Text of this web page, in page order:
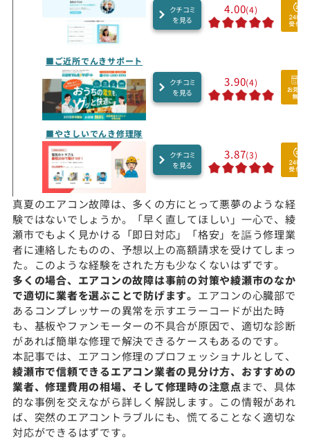
クチコミ
を見る
4.00(4)
■ご近所でんきサポート
クチコミ
を見る
3.90(4)
■やさしいでんき修理隊
クチコミ
を見る
3.87(3)
真夏のエアコン故障は、多くの方にとって悪夢のような経
験ではないでしょうか。「早く直してほしい」一心で、綾
瀬市でもよく見かける「即日対応」「格安」を謳う修理業
者に連絡したものの、予想以上の高額請求を受けてしまっ
た。このような経験をされた方も少なくないはずです。
多くの場合、エアコンの故障は事前の対策や綾瀬市のなか
で適切に業者を選ぶことで防げます。 エアコンの心臓部で
あるコンプレッサーの異常を示すエラーコードが出た時
も、基板やファンモーターの不具合が原因で、適切な診断
があれば簡単な修理で解決できるケースもあるのです。
本記事では、エアコン修理のプロフェッショナルとして、
綾瀬市で信頼できるエアコン業者の見分け方、おすすめの
業者、修理費用の相場、そして修理時の注意点まで、具体
的な事例を交えながら詳しく解説します。この情報があれ
ば、突然のエアコントラブルにも、慌てることなく適切な
対応ができるはずです。